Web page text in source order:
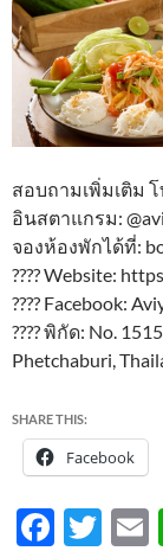
สอบถามเพิ่มเติม
อินสตาแกรม:
จองห้องพักได้ที่:
???? Website:
???? Facebook:
???? พิกัด: No.
Phetchaburi,
SHARE THIS:
Facebook
F
T